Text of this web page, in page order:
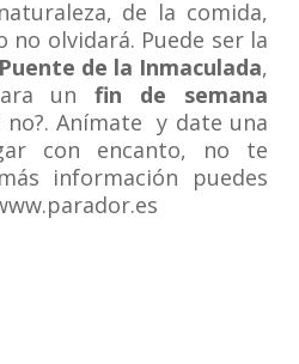
de la comida,
no olvidará. Puede ser la
Puente de la Inmaculada,
unfin de semana
no?. Anímate y date una
con encanto, no te
información puedes